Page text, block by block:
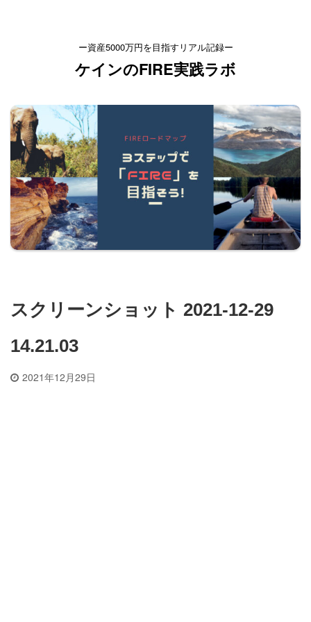
ー資産5000万円を目指すリアル記録ー
ケインのFIRE実践ラボ
スクリーンショット 2021-12-29
14.21.03
2021年12月29日